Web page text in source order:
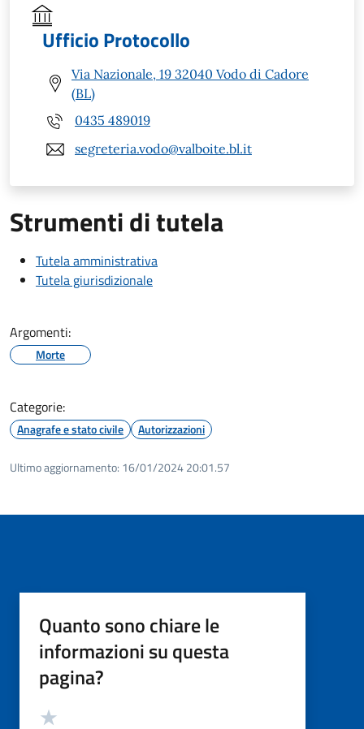
Ufficio Protocollo
Via Nazionale, 19 32040 Vodo di Cadore
(BL)
0435 489019
segreteria.vodo@valboite.bl.it
Strumenti di tutela
Tutela amministrativa
Tutela giurisdizionale
Argomenti:
Morte
Categorie:
Anagrafe e stato civile Autorizzazioni
Ultimo aggiornamento: 16/01/2024 20:01.57
Quanto sono chiare le
informazioni su questa
pagina?
Valutazione